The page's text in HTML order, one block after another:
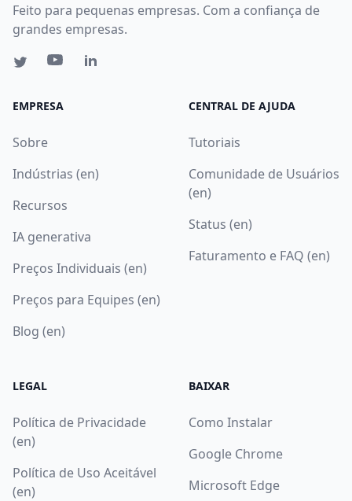
Feito para pequenas empresas. Com a confiança de
grandes empresas.
EMPRESA
Sobre
Indústrias (en)
Recursos
IA generativa
Preços Individuais (en)
Preços para Equipes (en)
Blog (en)
CENTRAL DE AJUDA
Tutoriais
Comunidade de Usuários
(en)
Status (en)
Faturamento e FAQ (en)
LEGAL
Política de Privacidade
(en)
Política de Uso Aceitável
(en)
BAIXAR
Como Instalar
Google Chrome
Microsoft Edge